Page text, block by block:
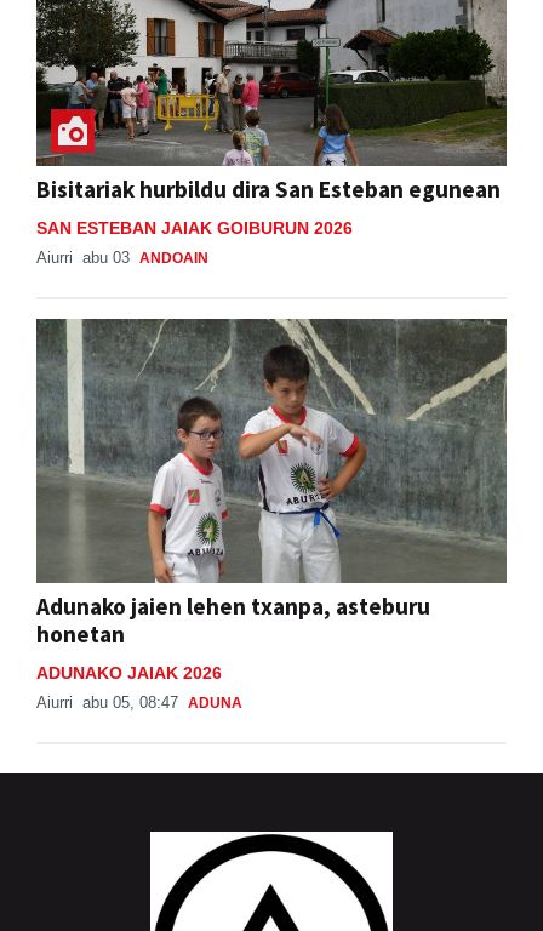
Bisitariak hurbildu dira San Esteban egunean
SAN ESTEBAN JAIAK GOIBURUN 2026
Aiurri abu 03 ANDOAIN
Adunako jaien lehen txanpa, asteburu
honetan
ADUNAKO JAIAK 2026
Aiurri abu 05, 08:47 ADUNA